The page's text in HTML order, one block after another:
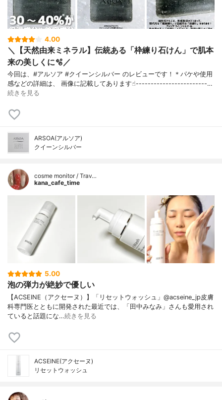
4.00
＼【天然由来ミネラル】伝統ある「枠練り石けん」で肌本
来の美しくに🫧／
今回は、#アルソア #クイーンシルバー のレビューです！＊パケや使用
感などの詳細は、 画像に記載してあります☝︎------------------------…
続きを見る
ARSOA(アルソア)
クイーンシルバー
cosme monitor / Trav…
kana_cafe_time
5.00
泡の弾力が絶妙で優しい
【ACSEINE（アクセーヌ）】「リセットウォッシュ」@acseine_jp皮膚
科専門医とともに開発された最近では、「田中みなみ」さんも愛用され
ていると話題にな…続きを見る
ACSEINE(アクセーヌ)
リセットウォッシュ